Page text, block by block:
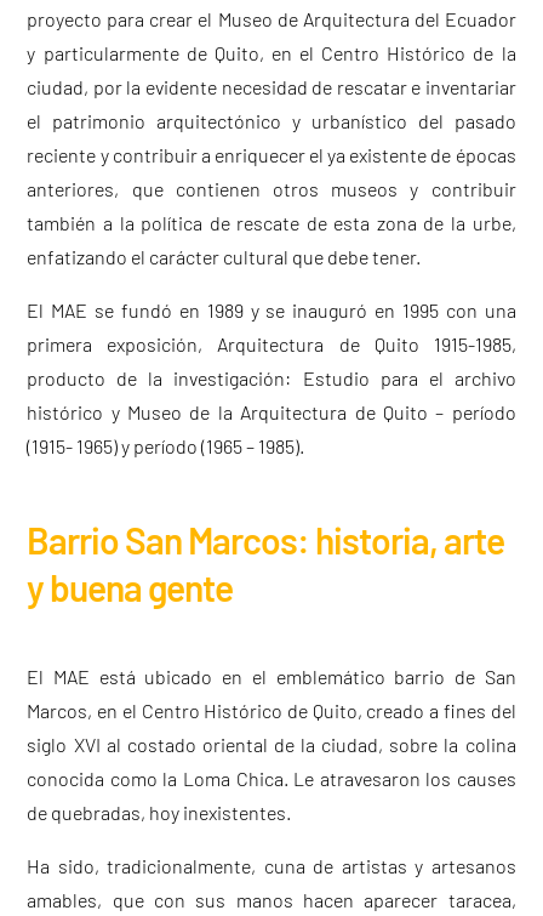
proyecto para crear el Museo de Arquitectura del Ecuador
y particularmente de Quito, en el Centro Histórico de la
ciudad, por la evidente necesidad de rescatar e inventariar
el patrimonio arquitectónico y urbanístico del pasado
reciente y contribuir a enriquecer el ya existente de épocas
anteriores, que contienen otros museos y contribuir
también a la política de rescate de esta zona de la urbe,
enfatizando el carácter cultural que debe tener.
El MAE se fundó en 1989 y se inauguró en 1995 con una
primera exposición, Arquitectura de Quito 1915-1985,
producto de la investigación: Estudio para el archivo
histórico y Museo de la Arquitectura de Quito – período
(1915- 1965) y período (1965 – 1985).
Barrio San Marcos: historia, arte
y buena gente
El MAE está ubicado en el emblemático barrio de San
Marcos, en el Centro Histórico de Quito, creado a fines del
siglo XVI al costado oriental de la ciudad, sobre la colina
conocida como la Loma Chica. Le atravesaron los causes
de quebradas, hoy inexistentes.
Ha sido, tradicionalmente, cuna de artistas y artesanos
amables, que con sus manos hacen aparecer taracea,